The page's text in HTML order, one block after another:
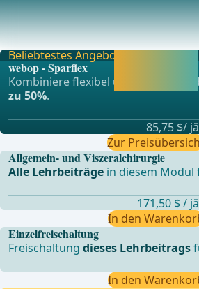
Zur Zeit gibt es keine laufenden
Behandlung der Schenkelhernie. Zu
Einzelfreischaltung
Freischaltungdieses Lehrbeitrags
In den
Beliebtestes Angebot
webop - Sparflex
Kombiniere flexibel unsere
zu 50%.
85,75 $/
Zur
Allgemein- und Viszeralchirurgie
Alle Lehrbeiträge in diesem Modul
171,50 $ /
In den